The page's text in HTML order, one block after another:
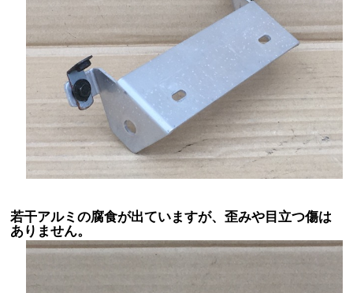
若干アルミの腐食が出ていますが、歪みや目立つ傷は
ありません。